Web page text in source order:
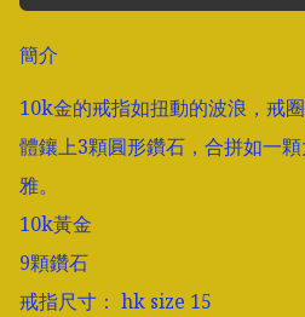
簡介
10k金的戒指如扭動的波浪，戒
體鑲上3顆圓形鑽石，合拼如一
雅。
10k黃金
9顆鑽石
戒指尺寸： hk size 15